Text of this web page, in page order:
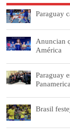
Paraguay
Anuncian
América
Paraguay
Brasil